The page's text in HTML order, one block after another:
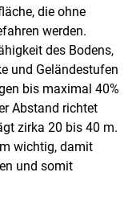
die ohne
werden.
des Bodens,
und Geländestufen
bis maximal 40%
Abstand richtet
zirka 20 bis 40 m.
wichtig, damit
und somit